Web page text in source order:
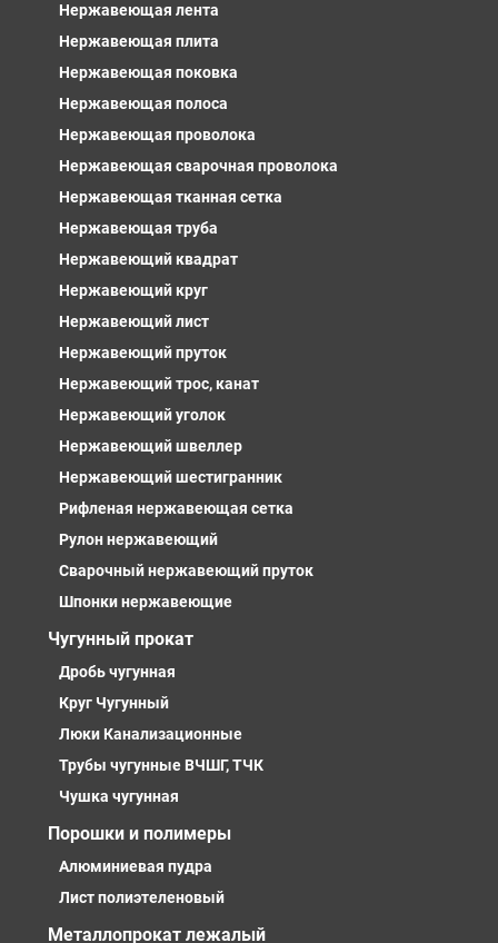
Нержавеющая лента
Нержавеющая плита
Нержавеющая поковка
Нержавеющая полоса
Нержавеющая проволока
Нержавеющая сварочная проволока
Нержавеющая тканная сетка
Нержавеющая труба
Нержавеющий квадрат
Нержавеющий круг
Нержавеющий лист
Нержавеющий пруток
Нержавеющий трос, канат
Нержавеющий уголок
Нержавеющий швеллер
Нержавеющий шестигранник
Рифленая нержавеющая сетка
Рулон нержавеющий
Сварочный нержавеющий пруток
Шпонки нержавеющие
Чугунный прокат
Дробь чугунная
Круг Чугунный
Люки Канализационные
Трубы чугунные ВЧШГ, ТЧК
Чушка чугунная
Порошки и полимеры
Алюминиевая пудра
Лист полиэтеленовый
Металлопрокат лежалый